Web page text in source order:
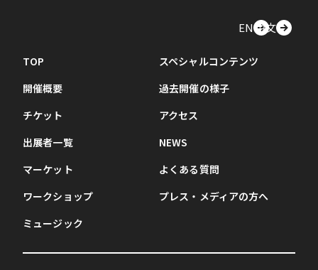
EN中文
TOP
開催概要
チケット
出展者一覧
マーケット
ワークショップ
ミュージック
スペシャルコンテンツ
過去開催の様子
アクセス
NEWS
よくある質問
プレス・メディアの方へ